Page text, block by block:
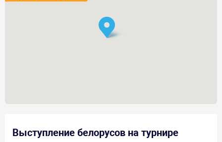
Выступление белорусов на турнире